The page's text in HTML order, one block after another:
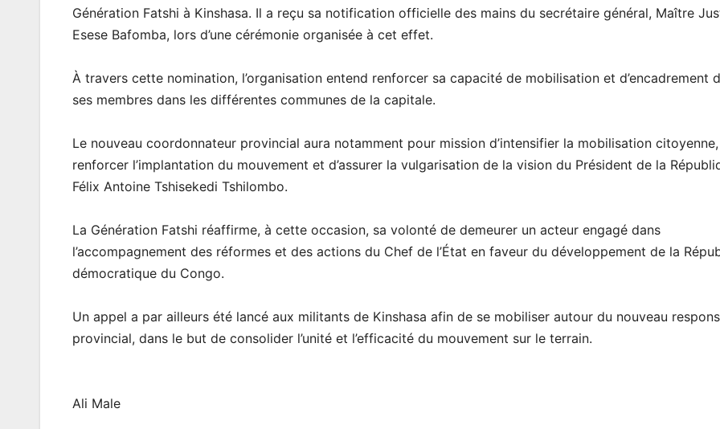
Génération Fatshi à Kinshasa. Il a reçu sa notification officielle des mains du secrétaire général, Maître
Esese Bafomba, lors d’une cérémonie organisée à cet effet.
À travers cette nomination, l’organisation entend renforcer sa capacité de mobilisation et d’encadrement
ses membres dans les différentes communes de la capitale.
Le nouveau coordonnateur provincial aura notamment pour mission d’intensifier la mobilisation
renforcer l’implantation du mouvement et d’assurer la vulgarisation de la vision du Président de la
Félix Antoine Tshisekedi Tshilombo.
La Génération Fatshi réaffirme, à cette occasion, sa volonté de demeurer un acteur engagé dans
l’accompagnement des réformes et des actions du Chef de l’État en faveur du développement de la
démocratique du Congo.
Un appel a par ailleurs été lancé aux militants de Kinshasa afin de se mobiliser autour du nouveau
provincial, dans le but de consolider l’unité et l’efficacité du mouvement sur le terrain.
Ali Male